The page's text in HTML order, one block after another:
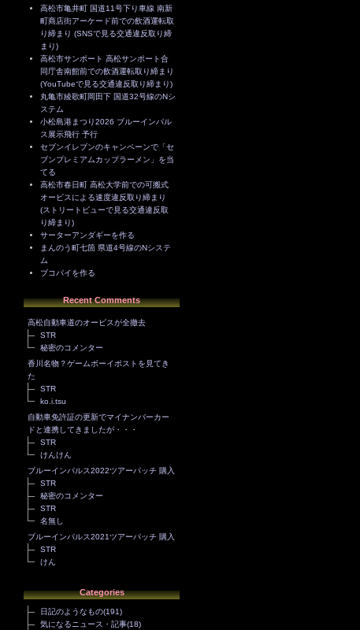
高松市亀井町 国道11号下り車線 南新
町商店街アーケード前での飲酒運転取
り締まり (SNSで見る交通違反取り締
まり)
高松市サンポート 高松サンポート合
同庁舎南館前での飲酒運転取り締まり
(YouTubeで見る交通違反取り締まり)
丸亀市綾歌町岡田下 国道32号線のNシ
ステム
小松島港まつり2026 ブルーインパル
ス展示飛行 予行
セブンイレブンのキャンペーンで「セ
ブンプレミアムカップラーメン」を当
てる
高松市春日町 高松大学前での可搬式
オービスによる速度違反取り締まり
(ストリートビューで見る交通違反取
り締まり)
サーターアンダギーを作る
まんのう町七箇 県道4号線のNシステ
ム
ブコパイを作る
Recent Comments
高松自動車道のオービスが全撤去
STR
秘密のコメンター
香川名物？ゲームボーイポストを見てき
た
STR
ko.i.tsu
自動車免許証の更新でマイナンバーカー
ドと連携してきましたが・・・
STR
けんけん
ブルーインパルス2022ツアーパッチ 購入
STR
秘密のコメンター
STR
名無し
ブルーインパルス2021ツアーパッチ 購入
STR
けん
Categories
日記のようなもの(191)
気になるニュース・記事(18)